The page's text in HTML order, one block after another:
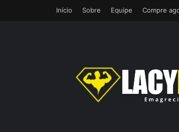
Início Sobre Equipe Compre